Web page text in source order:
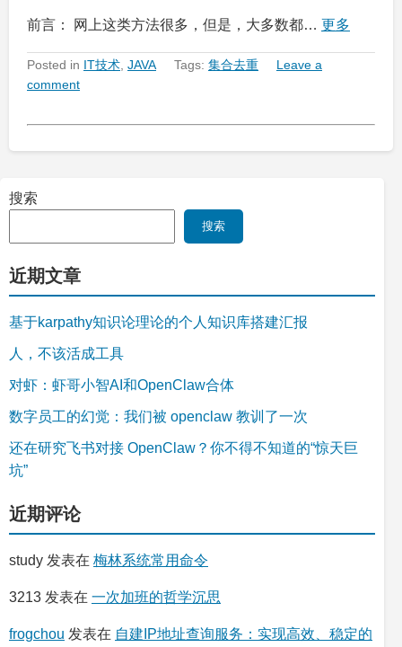
前言： 网上这类方法很多，但是，大多数都… 更多
Posted in IT技术 JAVA Tags: 集合去重
Leave a
comment
搜索
搜索
近期文章
基于karpathy知识论理论的个人知识库搭建汇报
人，不该活成工具
对虾：虾哥小智AI和OpenClaw合体
数字员工的幻觉：我们被 openclaw 教训了一次
还在研究飞书对接 OpenClaw？你不得不知道的“惊天巨
坑”
近期评论
study 发表在 梅林系统常用命令
3213 发表在 一次加班的哲学沉思
frogchou 发表在 自建IP地址查询服务：实现高效、稳定的